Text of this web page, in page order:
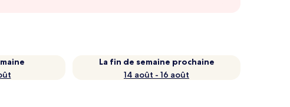
La fin de semaine prochaine
14 août - 16 août